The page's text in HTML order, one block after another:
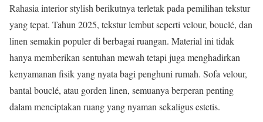
Rahasia interior stylish berikutnya terletak pada pemilihan tekstur
yang tepat. Tahun 2025, tekstur lembut seperti velour, bouclé, dan
linen semakin populer di berbagai ruangan. Material ini tidak
hanya memberikan sentuhan mewah tetapi juga menghadirkan
kenyamanan fisik yang nyata bagi penghuni rumah. Sofa velour,
bantal bouclé, atau gorden linen, semuanya berperan penting
dalam menciptakan ruang yang nyaman sekaligus estetis.